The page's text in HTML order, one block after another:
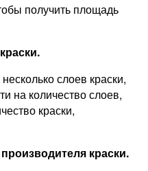
получить площадь
слоев краски,
на количество слоев,
краски,
краски.